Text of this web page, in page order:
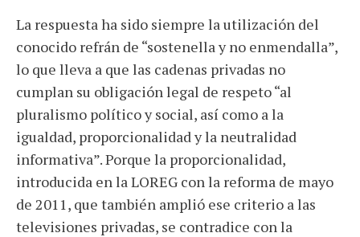
La respuesta ha sido siempre la utilización del
conocido refrán de “sostenella y no enmendalla”,
lo que lleva a que las cadenas privadas no
cumplan su obligación legal de respeto “al
pluralismo político y social, así como a la
igualdad, proporcionalidad y la neutralidad
informativa”. Porque la proporcionalidad,
introducida en la LOREG con la reforma de mayo
de 2011, que también amplió ese criterio a las
televisiones privadas, se contradice con la